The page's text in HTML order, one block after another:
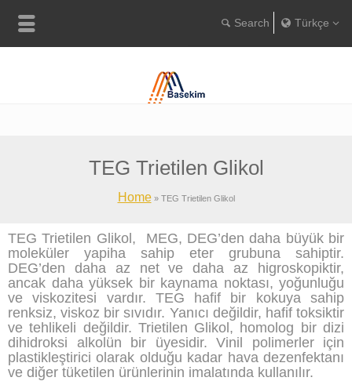
Türkçe
Home» TEG Trietilen Glikol
TEG Trietilen Glikol
TEG Trietilen Glikol, MEG, DEG’den daha büyük bir
moleküler yapiha sahip eter grubuna sahiptir.
DEG’den daha az net ve daha az higroskopiktir,
ancak daha yüksek bir kaynama noktası, yoğunluğu
ve viskozitesi vardır. TEG hafif bir kokuya sahip
renksiz, viskoz bir sıvıdır. Yanıcı değildir, hafif toksiktir
ve tehlikeli değildir. Trietilen Glikol, homolog bir dizi
dihidroksi alkolün bir üyesidir. Vinil polimerler için
plastikleştirici olarak olduğu kadar hava dezenfektanı
ve diğer tüketilen ürünlerinin imalatında kullanılır.